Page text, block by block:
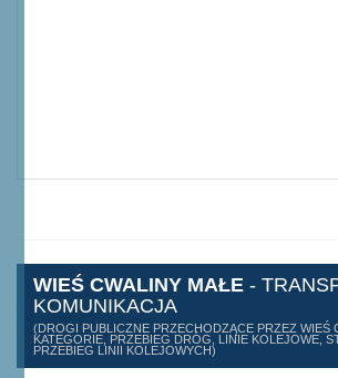
WIEŚ CWALINY MAŁE -
KOMUNIKACJA
(DROGI PUBLICZNE PRZECHODZĄCE PRZEZ WIEŚ
KATEGORIE, PRZEBIEG DRÓG, LINIE KOLEJOWE,
PRZEBIEG LINII KOLEJOWYCH)